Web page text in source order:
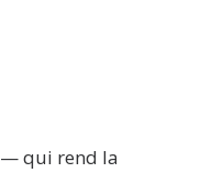
— qui rend la